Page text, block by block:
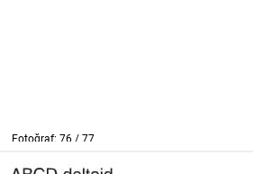
Fotoğraf: 76 / 77